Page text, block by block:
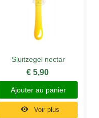
Sluitzegel nectar
€ 5,90
Ajouter au panier
Voir plus